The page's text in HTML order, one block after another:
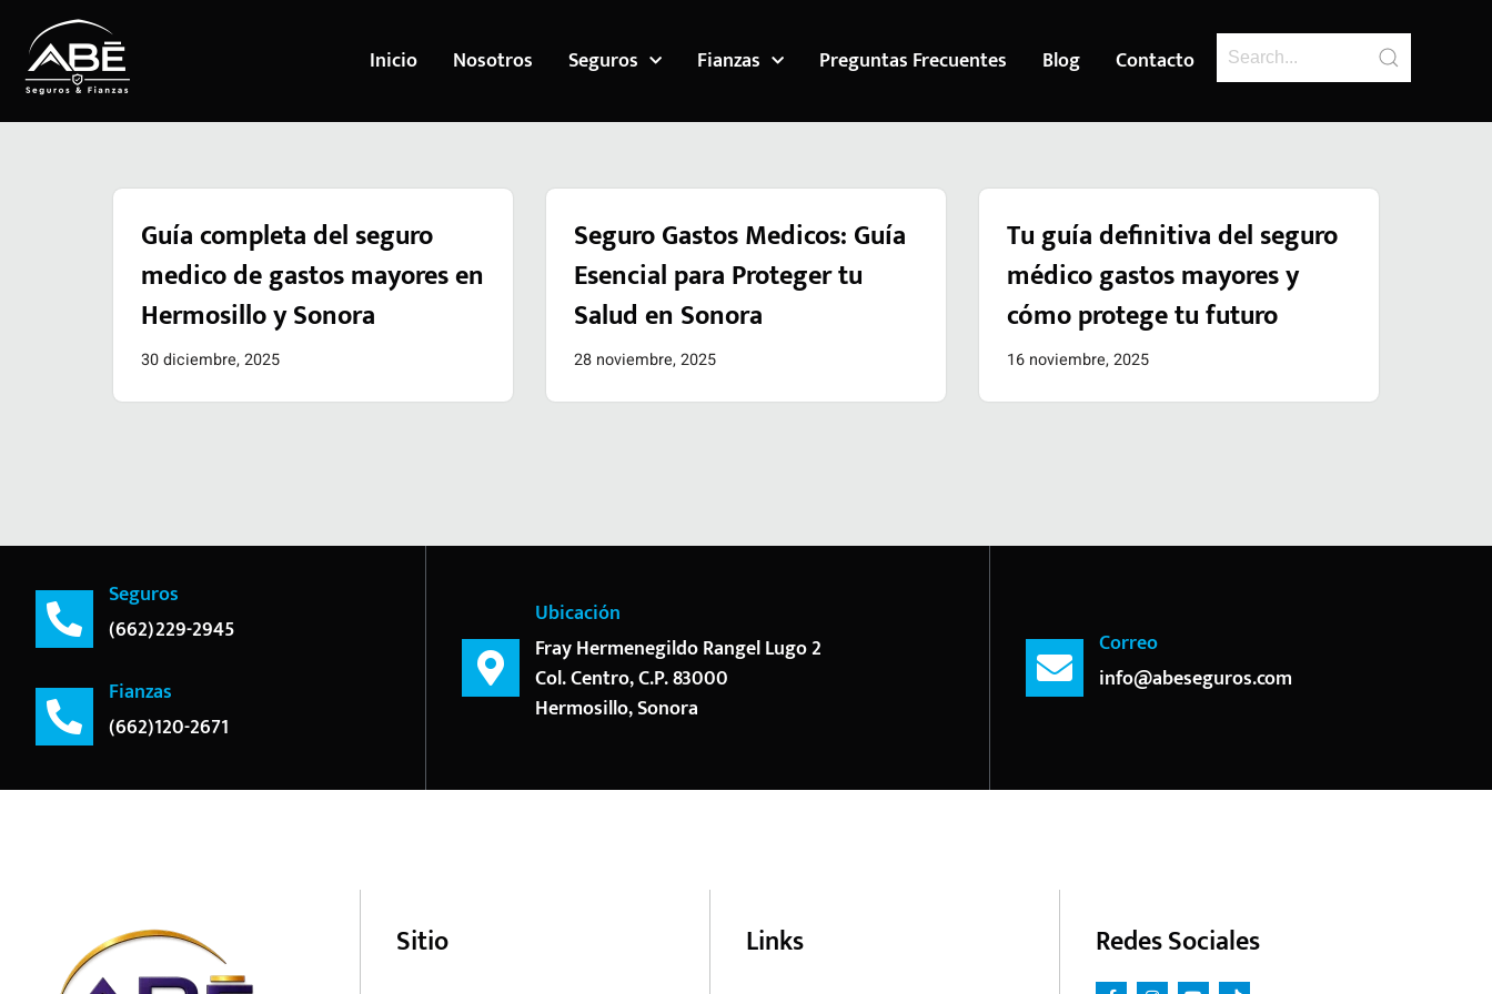
Saltar
al
Inicio Nosotros Seguros Fianzas Preguntas Frecuentes Blog Contacto
Guía completa del seguro
medico de gastos mayores en
Hermosillo y Sonora
30 diciembre, 2025
Seguro Gastos Medicos: Guía
Esencial para Proteger tu
Salud en Sonora
28 noviembre, 2025
Tu guía definitiva del seguro
médico gastos mayores y
cómo protege tu futuro
16 noviembre, 2025
Seguros
(662)229-2945
Fianzas
(662)120-2671
Ubicación
Fray Hermenegildo Rangel Lugo 2
Col. Centro, C.P. 83000
Hermosillo, Sonora
Correo
info@abeseguros.com
Sitio Links Redes Sociales